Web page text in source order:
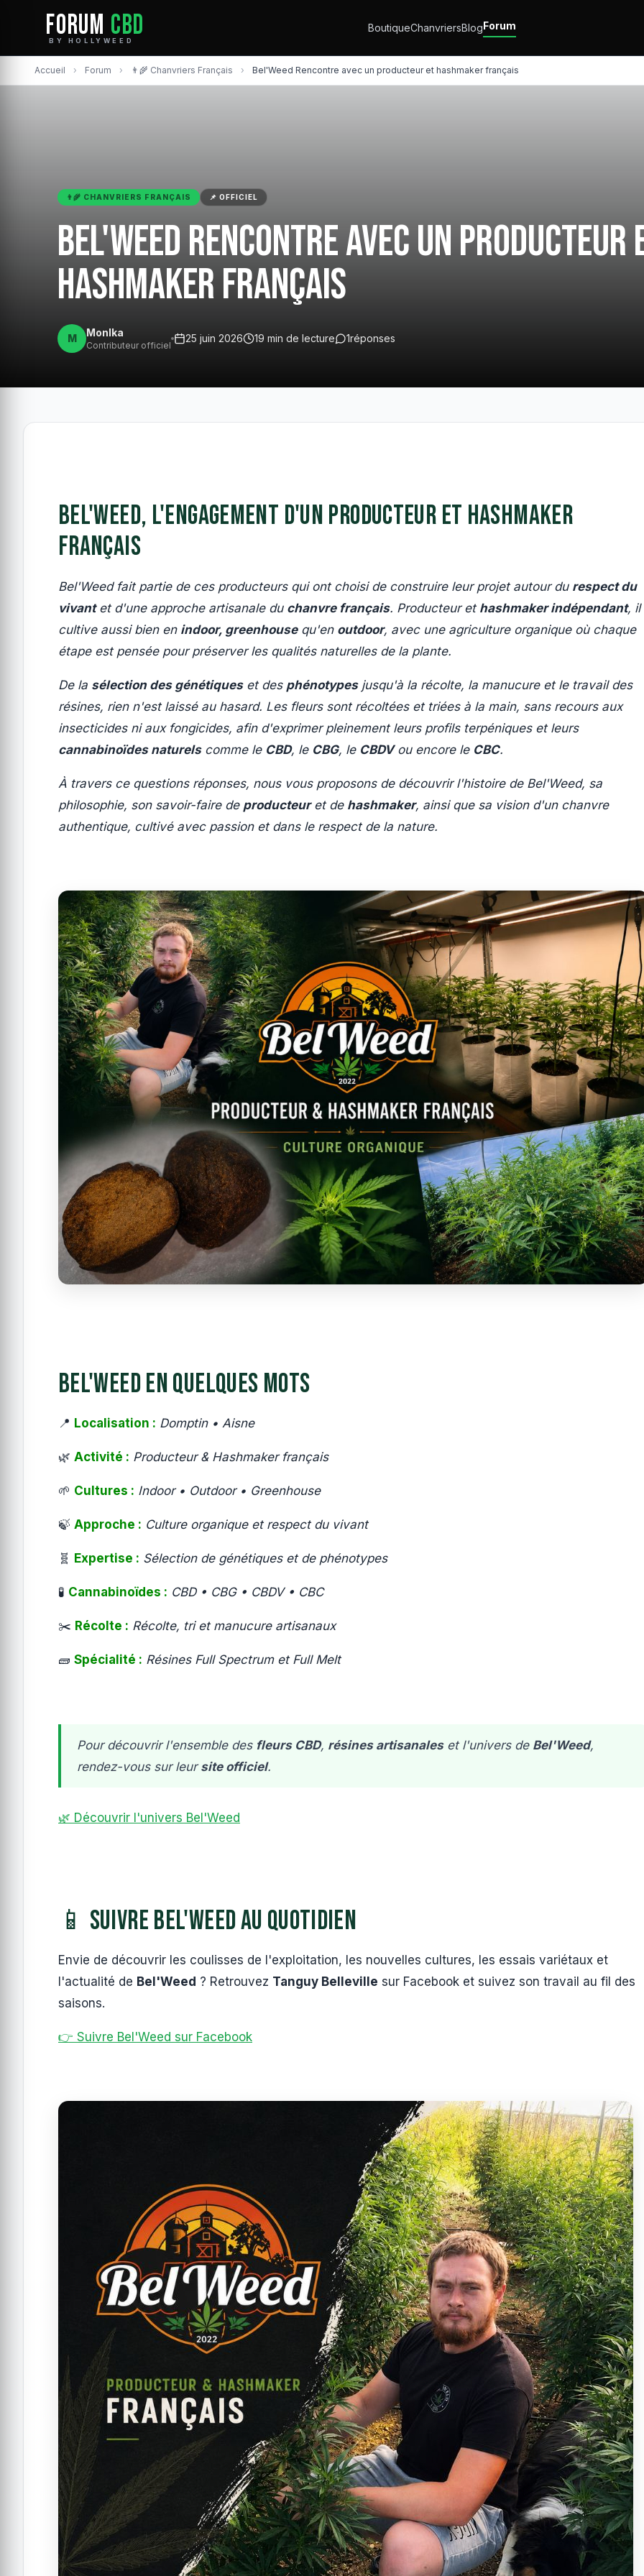
FORUM CBD
BY HOLLYWEED
BoutiqueChanvriersBlogForum
Accueil › Forum › 👨‍🌾 Chanvriers Français › Bel'Weed Rencontre avec un producteur et hashmaker français
👨‍🌾 CHANVRIERS FRANÇAIS 📌 OFFICIEL
Bel'Weed Rencontre avec un producteur
hashmaker français
M MonIka
Contributeur officiel
25 juin 2026 19 min de lecture 1réponses
Bel'Weed, l'engagement d'un producteur et hashmaker
français
Bel'Weed fait partie de ces producteurs qui ont choisi de construire leur projet autour du respect du
vivantet d'une approche artisanale du chanvre français. Producteur et hashmaker indépendant, il
cultive aussi bien en indoor, greenhousequ'en outdoor, avec une agriculture organique où chaque
étape est pensée pour préserver les qualités naturelles de la plante.
De la sélection des génétiqueset des phénotypesjusqu'à la récolte, la manucure et le travail des
résines, rien n'est laissé au hasard. Les fleurs sont récoltées et triées à la main, sans recours aux
insecticides ni aux fongicides, afin d'exprimer pleinement leurs profils terpéniques et leurs
cannabinoïdes naturelscomme le CBD, le CBG, le CBDVou encore le CBC.
À travers ce questions réponses, nous vous proposons de découvrir l'histoire de Bel'Weed, sa
philosophie, son savoir-faire de producteuret de hashmaker, ainsi que sa vision d'un chanvre
authentique, cultivé avec passion et dans le respect de la nature.
Bel'Weed en quelques mots
📍 Localisation : Domptin • Aisne
🌿 Activité : Producteur & Hashmaker français
🌱 Cultures : Indoor • Outdoor • Greenhouse
🍃 Approche : Culture organique et respect du vivant
🧬 Expertise : Sélection de génétiques et de phénotypes
🧪 Cannabinoïdes : CBD • CBG • CBDV • CBC
✂️ Récolte : Récolte, tri et manucure artisanaux
🧱 Spécialité : Résines Full Spectrum et Full Melt
Pour découvrir l'ensemble des fleurs CBD, résines artisanaleset l'univers de Bel'Weed,
rendez-vous sur leursite officiel.
🌿 Découvrir l'univers Bel'Weed
📱 Suivre Bel'Weed au quotidien
Envie de découvrir les coulisses de l'exploitation, les nouvelles cultures, les essais variétaux et
l'actualité de Bel'Weed ? Retrouvez Tanguy Belleville sur Facebook et suivez son travail au fil des
saisons.
👉 Suivre Bel'Weed sur Facebook